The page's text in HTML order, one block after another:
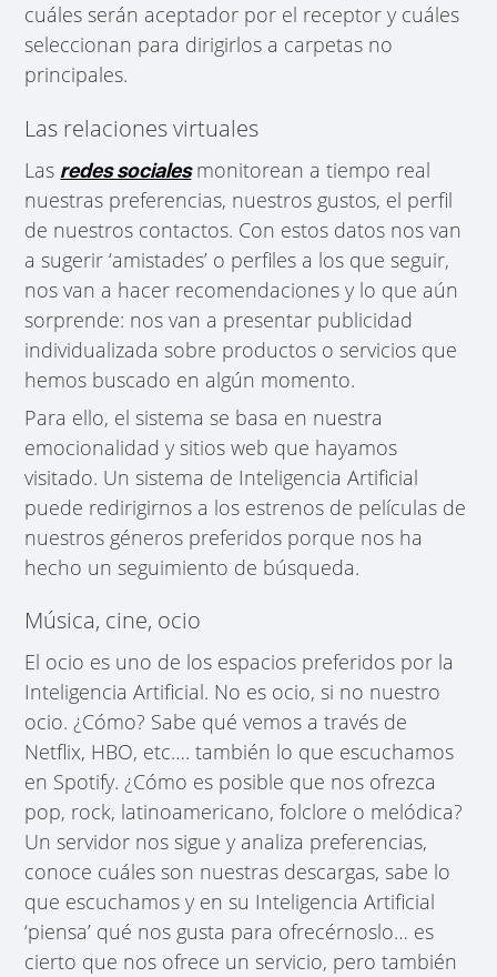
cuáles serán aceptador por el receptor y cuáles
seleccionan para dirigirlos a carpetas no
principales.
Las relaciones virtuales
Las redes socialesmonitorean a tiempo real
nuestras preferencias, nuestros gustos, el perfil
de nuestros contactos. Con estos datos nos van
a sugerir ‘amistades’ o perfiles a los que seguir,
nos van a hacer recomendaciones y lo que aún
sorprende: nos van a presentar publicidad
individualizada sobre productos o servicios que
hemos buscado en algún momento.
Para ello, el sistema se basa en nuestra
emocionalidad y sitios web que hayamos
visitado. Un sistema de Inteligencia Artificial
puede redirigirnos a los estrenos de películas de
nuestros géneros preferidos porque nos ha
hecho un seguimiento de búsqueda.
Música, cine, ocio
El ocio es uno de los espacios preferidos por la
Inteligencia Artificial. No es ocio, si no nuestro
ocio. ¿Cómo? Sabe qué vemos a través de
Netflix, HBO, etc…. también lo que escuchamos
en Spotify. ¿Cómo es posible que nos ofrezca
pop, rock, latinoamericano, folclore o melódica?
Un servidor nos sigue y analiza preferencias,
conoce cuáles son nuestras descargas, sabe lo
que escuchamos y en su Inteligencia Artificial
‘piensa’ qué nos gusta para ofrecérnoslo… es
cierto que nos ofrece un servicio, pero también